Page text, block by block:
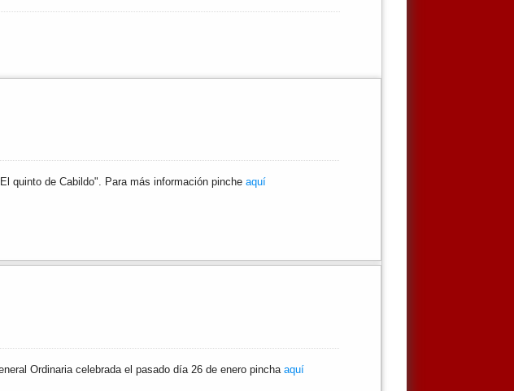
quinto de Cabildo". Para más información pinche aquí
Ordinaria celebrada el pasado día 26 de enero pinchaaquí